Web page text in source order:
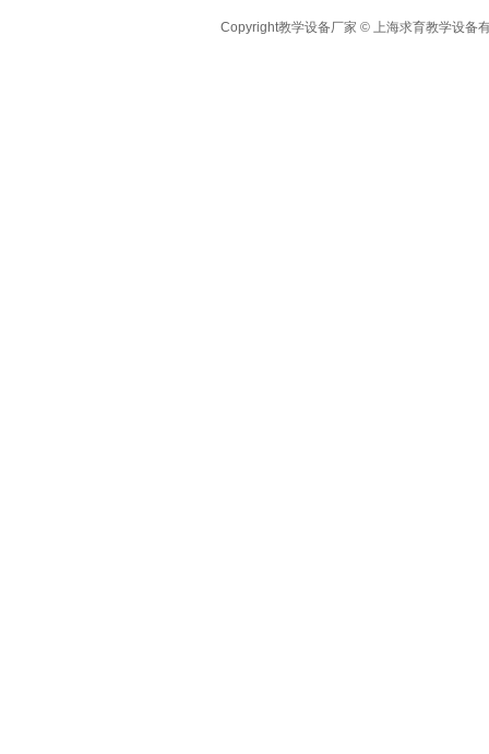
Copyright教学设备厂家 © 上海求育教学设备